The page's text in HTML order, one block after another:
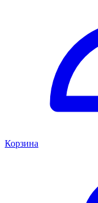
Корзина